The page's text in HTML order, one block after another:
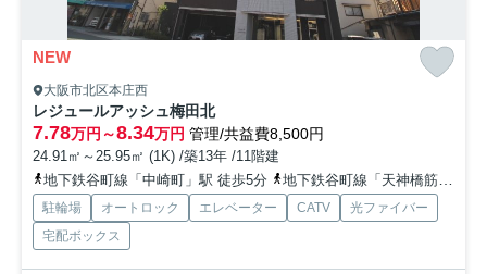
NEW
大阪市北区本庄西
レジュールアッシュ梅田北
7.78万円～8.34万円 管理/共益費8,500円
24.91㎡～25.95㎡ (1K) /築13年 /11階建
地下鉄谷町線「中崎町」駅 徒歩5分
地下鉄谷町線「天神橋筋六丁目」駅 徒歩5分
駐輪場 オートロック エレベーター CATV
光ファイバー
宅配ボックス